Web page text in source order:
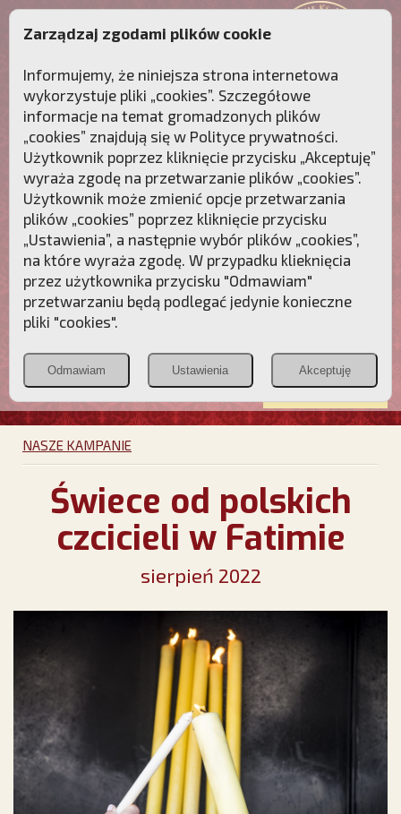
Przebudźmy sumienia Polaków!
Polonia
Christiana
PCh24.pl
Przymierze
POZNAJ APOSTOLAT FATIMY WESPRZYJ
NAS
NASZE KAMPANIE
Świece od polskich
czcicieli w Fatimie
sierpień 2022
Zarządzaj zgodami plików cookie
Informujemy, że niniejsza strona internetowa
wykorzystuje pliki „cookies”. Szczegółowe
informacje na temat gromadzonych plików
„cookies” znajdują się w Polityce prywatności.
Użytkownik poprzez kliknięcie przycisku „Akceptuję”
wyraża zgodę na przetwarzanie plików „cookies”.
Użytkownik może zmienić opcje przetwarzania
plików „cookies” poprzez kliknięcie przycisku
„Ustawienia”, a następnie wybór plików „cookies”,
na które wyraża zgodę. W przypadku klieknięcia
przez użytkownika przycisku "Odmawiam"
przetwarzaniu będą podlegać jedynie konieczne
pliki "cookies".
Odmawiam Ustawienia Akceptuję